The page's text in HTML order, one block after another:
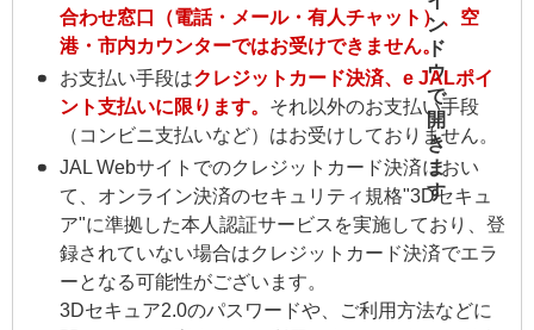
合わせ窓口（電話・メール・有人チャット）、空
港・市内カウンターではお受けできません。
お支払い手段はクレジットカード決済、e JALポイ
ント支払いに限ります。 それ以外のお支払い手段
（コンビニ支払いなど）はお受けしておりません。
JAL Webサイトでのクレジットカード決済におい
て、オンライン決済のセキュリティ規格"3Dセキュ
ア"に準拠した本人認証サービスを実施しており、登
録されていない場合はクレジットカード決済でエラ
ーとなる可能性がございます。
3Dセキュア2.0のパスワードや、ご利用方法などに